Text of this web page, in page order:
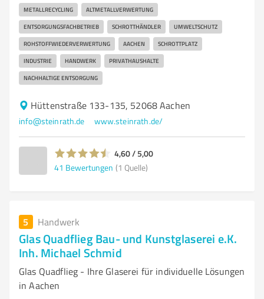
METALLRECYCLING ALTMETALLVERWERTUNG
ENTSORGUNGSFACHBETRIEB SCHROTTHÄNDLER UMWELTSCHUTZ
ROHSTOFFWIEDERVERWERTUNG AACHEN SCHROTTPLATZ
INDUSTRIE HANDWERK PRIVATHAUSHALTE
NACHHALTIGE ENTSORGUNG
Hüttenstraße 133-135, 52068 Aachen
info@steinrath.de www.steinrath.de/
4,60 / 5,00
41 Bewertungen (1 Quelle)
5 Handwerk
Glas Quadflieg Bau- und Kunstglaserei e.K.
Inh. Michael Schmid
Glas Quadflieg - Ihre Glaserei für individuelle Lösungen
in Aachen